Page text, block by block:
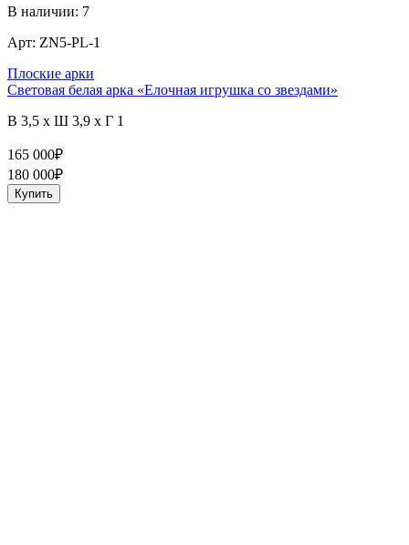
В наличии: 7
Арт: ZN5-PL-1
Плоские арки
Световая белая арка «Елочная игрушка со звездами»
В 3,5 x Ш 3,9 x Г 1
165 000₽
180 000₽
Купить